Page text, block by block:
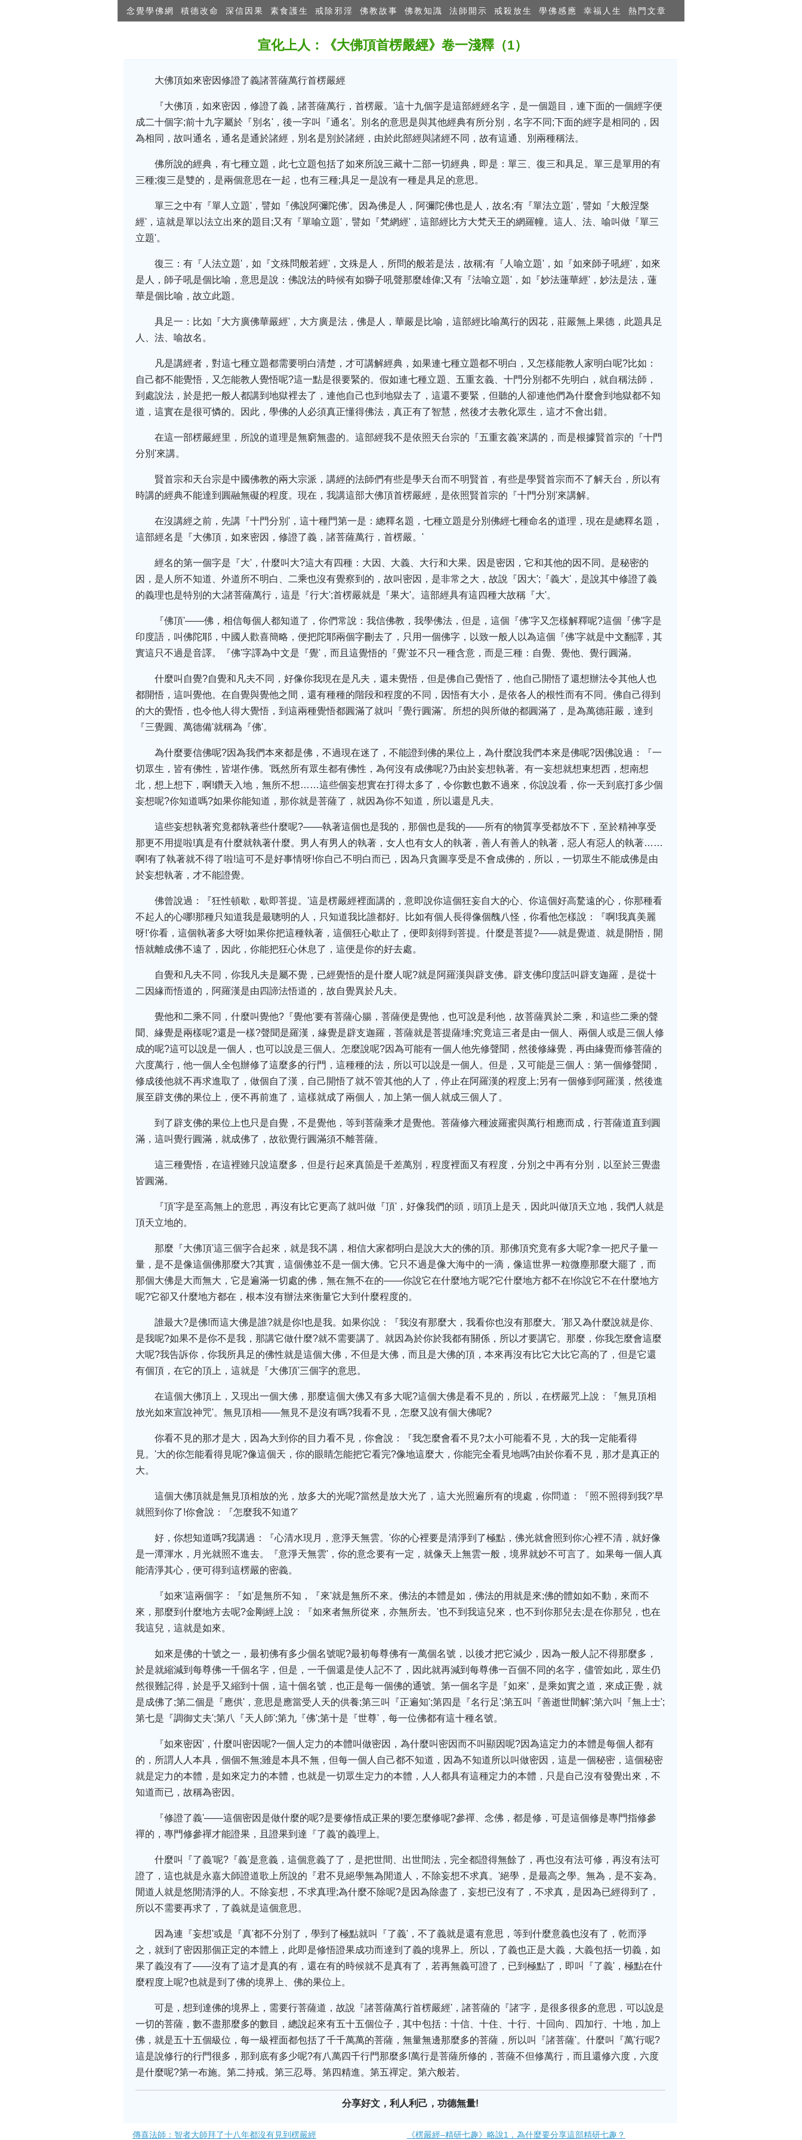
念覺學佛網 積德改命 深信因果 素食護生 戒除邪淫 佛教故事 佛教知識 法師開示 戒殺放生 學佛感應 幸福人生 熱門文章
宣化上人：《大佛頂首楞嚴經》卷一淺釋（1）
大佛頂如來密因修證了義諸菩薩萬行首楞嚴經
『大佛頂，如來密因，修證了義，諸菩薩萬行，首楞嚴。'這十九個字是這部經經名字，是一個題目，連下面的一個經字便
成二十個字;前十九字屬於『別名'，後一字叫『通名'。別名的意思是與其他經典有所分別，名字不同;下面的經字是相同的，因
為相同，故叫通名，通名是通於諸經，別名是別於諸經，由於此部經與諸經不同，故有這通、別兩種稱法。
佛所說的經典，有七種立題，此七立題包括了如來所說三藏十二部一切經典，即是：單三、復三和具足。單三是單用的有
三種;復三是雙的，是兩個意思在一起，也有三種;具足一是說有一種是具足的意思。
單三之中有『單人立題'，譬如『佛說阿彌陀佛'。因為佛是人，阿彌陀佛也是人，故名;有『單法立題'，譬如『大般涅槃
經'，這就是單以法立出來的題目;又有『單喻立題'，譬如『梵網經'，這部經比方大梵天王的網羅幢。這人、法、喻叫做『單三
立題'。
復三：有『人法立題'，如『文殊問般若經'，文殊是人，所問的般若是法，故稱;有『人喻立題'，如『如來師子吼經'，如來
是人，師子吼是個比喻，意思是說：佛說法的時候有如獅子吼聲那麼雄偉;又有『法喻立題'，如『妙法蓮華經'，妙法是法，蓮
華是個比喻，故立此題。
具足一：比如『大方廣佛華嚴經'，大方廣是法，佛是人，華嚴是比喻，這部經比喻萬行的因花，莊嚴無上果德，此題具足
人、法、喻故名。
凡是講經者，對這七種立題都需要明白清楚，才可講解經典，如果連七種立題都不明白，又怎樣能教人家明白呢?比如：
自己都不能覺悟，又怎能教人覺悟呢?這一點是很要緊的。假如連七種立題、五重玄義、十門分別都不先明白，就自稱法師，
到處說法，於是把一般人都講到地獄裡去了，連他自己也到地獄去了，這還不要緊，但聽的人卻連他們為什麼會到地獄都不知
道，這實在是很可憐的。因此，學佛的人必須真正懂得佛法，真正有了智慧，然後才去教化眾生，這才不會出錯。
在這一部楞嚴經里，所說的道理是無窮無盡的。這部經我不是依照天台宗的『五重玄義'來講的，而是根據賢首宗的『十門
分別'來講。
賢首宗和天台宗是中國佛教的兩大宗派，講經的法師們有些是學天台而不明賢首，有些是學賢首宗而不了解天台，所以有
時講的經典不能達到圓融無礙的程度。現在，我講這部大佛頂首楞嚴經，是依照賢首宗的『十門分別'來講解。
在沒講經之前，先講『十門分別'，這十種門第一是：總釋名題，七種立題是分別佛經七種命名的道理，現在是總釋名題，
這部經名是『大佛頂，如來密因，修證了義，諸菩薩萬行，首楞嚴。'
經名的第一個字是『大'，什麼叫大?這大有四種：大因、大義、大行和大果。因是密因，它和其他的因不同。是秘密的
因，是人所不知道、外道所不明白、二乘也沒有覺察到的，故叫密因，是非常之大，故說『因大';『義大'，是說其中修證了義
的義理也是特別的大;諸菩薩萬行，這是『行大';首楞嚴就是『果大'。這部經具有這四種大故稱『大'。
『佛頂'——佛，相信每個人都知道了，你們常說：我信佛教，我學佛法，但是，這個『佛'字又怎樣解釋呢?這個『佛'字是
印度語，叫佛陀耶，中國人歡喜簡略，便把陀耶兩個字刪去了，只用一個佛字，以致一般人以為這個『佛'字就是中文翻譯，其
實這只不過是音譯。『佛'字譯為中文是『覺'，而且這覺悟的『覺'並不只一種含意，而是三種：自覺、覺他、覺行圓滿。
什麼叫自覺?自覺和凡夫不同，好像你我現在是凡夫，還未覺悟，但是佛自己覺悟了，他自己開悟了還想辦法令其他人也
都開悟，這叫覺他。在自覺與覺他之間，還有種種的階段和程度的不同，因悟有大小，是依各人的根性而有不同。佛自己得到
的大的覺悟，也令他人得大覺悟，到這兩種覺悟都圓滿了就叫『覺行圓滿'。所想的與所做的都圓滿了，是為萬德莊嚴，達到
『三覺圓、萬德備'就稱為『佛'。
為什麼要信佛呢?因為我們本來都是佛，不過現在迷了，不能證到佛的果位上，為什麼說我們本來是佛呢?因佛說過：『一
切眾生，皆有佛性，皆堪作佛。'既然所有眾生都有佛性，為何沒有成佛呢?乃由於妄想執著。有一妄想就想東想西，想南想
北，想上想下，啊!鑽天入地，無所不想……這些個妄想實在打得太多了，令你數也數不過來，你說說看，你一天到底打多少個
妄想呢?你知道嗎?如果你能知道，那你就是菩薩了，就因為你不知道，所以還是凡夫。
這些妄想執著究竟都執著些什麼呢?——執著這個也是我的，那個也是我的——所有的物質享受都放不下，至於精神享受
那更不用提啦!真是有什麼就執著什麼。男人有男人的執著，女人也有女人的執著，善人有善人的執著，惡人有惡人的執著……
啊!有了執著就不得了啦!這可不是好事情呀!你自己不明白而已，因為只貪圖享受是不會成佛的，所以，一切眾生不能成佛是由
於妄想執著，才不能證覺。
佛曾說過：『狂性頓歇，歇即菩提。'這是楞嚴經裡面講的，意即說你這個狂妄自大的心、你這個好高騖遠的心，你那種看
不起人的心哪!那種只知道我是最聰明的人，只知道我比誰都好。比如有個人長得像個醜八怪，你看他怎樣說：『啊!我真美麗
呀!'你看，這個執著多大呀!如果你把這種執著，這個狂心歇止了，便即刻得到菩提。什麼是菩提?——就是覺道、就是開悟，開
悟就離成佛不遠了，因此，你能把狂心休息了，這便是你的好去處。
自覺和凡夫不同，你我凡夫是屬不覺，已經覺悟的是什麼人呢?就是阿羅漢與辟支佛。辟支佛印度話叫辟支迦羅，是從十
二因緣而悟道的，阿羅漢是由四諦法悟道的，故自覺異於凡夫。
覺他和二乘不同，什麼叫覺他?『覺他'要有菩薩心腸，菩薩便是覺他，也可說是利他，故菩薩異於二乘，和這些二乘的聲
聞、緣覺是兩樣呢?還是一樣?聲聞是羅漢，緣覺是辟支迦羅，菩薩就是菩提薩埵;究竟這三者是由一個人、兩個人或是三個人修
成的呢?這可以說是一個人，也可以說是三個人。怎麼說呢?因為可能有一個人他先修聲聞，然後修緣覺，再由緣覺而修菩薩的
六度萬行，他一個人全包辦修了這麼多的行門，這種種的法，所以可以說是一個人。但是，又可能是三個人：第一個修聲聞，
修成後他就不再求進取了，做個自了漢，自己開悟了就不管其他的人了，停止在阿羅漢的程度上;另有一個修到阿羅漢，然後進
展至辟支佛的果位上，便不再前進了，這樣就成了兩個人，加上第一個人就成三個人了。
到了辟支佛的果位上也只是自覺，不是覺他，等到菩薩乘才是覺他。菩薩修六種波羅蜜與萬行相應而成，行菩薩道直到圓
滿，這叫覺行圓滿，就成佛了，故欲覺行圓滿須不離菩薩。
這三種覺悟，在這裡雖只說這麼多，但是行起來真箇是千差萬別，程度裡面又有程度，分別之中再有分別，以至於三覺盡
皆圓滿。
『頂'字是至高無上的意思，再沒有比它更高了就叫做『頂'，好像我們的頭，頭頂上是天，因此叫做頂天立地，我們人就是
頂天立地的。
那麼『大佛頂'這三個字合起來，就是我不講，相信大家都明白是說大大的佛的頂。那佛頂究竟有多大呢?拿一把尺子量一
量，是不是像這個佛那麼大?其實，這個佛並不是一個大佛。它只不過是像大海中的一滴，像這世界一粒微塵那麼大罷了，而
那個大佛是大而無大，它是遍滿一切處的佛，無在無不在的——你說它在什麼地方呢?它什麼地方都不在!你說它不在什麼地方
呢?它卻又什麼地方都在，根本沒有辦法來衡量它大到什麼程度的。
誰最大?是佛!而這大佛是誰?就是你!也是我。如果你說：『我沒有那麼大，我看你也沒有那麼大。'那又為什麼說就是你、
是我呢?如果不是你不是我，那講它做什麼?就不需要講了。就因為於你於我都有關係，所以才要講它。那麼，你我怎麼會這麼
大呢?我告訴你，你我所具足的佛性就是這個大佛，不但是大佛，而且是大佛的頂，本來再沒有比它大比它高的了，但是它還
有個頂，在它的頂上，這就是『大佛頂'三個字的意思。
在這個大佛頂上，又現出一個大佛，那麼這個大佛又有多大呢?這個大佛是看不見的，所以，在楞嚴咒上說：『無見頂相
放光如來宣說神咒'。無見頂相——無見不是沒有嗎?我看不見，怎麼又說有個大佛呢?
你看不見的那才是大，因為大到你的目力看不見，你會說：『我怎麼會看不見?太小可能看不見，大的我一定能看得
見。'大的你怎能看得見呢?像這個天，你的眼睛怎能把它看完?像地這麼大，你能完全看見地嗎?由於你看不見，那才是真正的
大。
這個大佛頂就是無見頂相放的光，放多大的光呢?當然是放大光了，這大光照遍所有的境處，你問道：『照不照得到我?'早
就照到你了!你會說：『怎麼我不知道?'
好，你想知道嗎?我講過：『心清水現月，意淨天無雲。'你的心裡要是清淨到了極點，佛光就會照到你;心裡不清，就好像
是一潭渾水，月光就照不進去。『意淨天無雲'，你的意念要有一定，就像天上無雲一般，境界就妙不可言了。如果每一個人真
能清淨其心，便可得到這楞嚴的密義。
『如來'這兩個字：『如'是無所不知，『來'就是無所不來。佛法的本體是如，佛法的用就是來;佛的體如如不動，來而不
來，那麼到什麼地方去呢?金剛經上說：『如來者無所從來，亦無所去。'也不到我這兒來，也不到你那兒去;是在你那兒，也在
我這兒，這就是如來。
如來是佛的十號之一，最初佛有多少個名號呢?最初每尊佛有一萬個名號，以後才把它減少，因為一般人記不得那麼多，
於是就縮減到每尊佛一千個名字，但是，一千個還是使人記不了，因此就再減到每尊佛一百個不同的名字，儘管如此，眾生仍
然很難記得，於是乎又縮到十個，這十個名號，也正是每一個佛的通號。第一個名字是『如來'，是乘如實之道，來成正覺，就
是成佛了;第二個是『應供'，意思是應當受人天的供養;第三叫『正遍知';第四是『名行足';第五叫『善逝世間解';第六叫『無上士';
第七是『調御丈夫';第八『天人師';第九『佛';第十是『世尊'，每一位佛都有這十種名號。
『如來密因'，什麼叫密因呢?一個人定力的本體叫做密因，為什麼叫密因而不叫顯因呢?因為這定力的本體是每個人都有
的，所謂人人本具，個個不無;雖是本具不無，但每一個人自己都不知道，因為不知道所以叫做密因，這是一個秘密，這個秘密
就是定力的本體，是如來定力的本體，也就是一切眾生定力的本體，人人都具有這種定力的本體，只是自己沒有發覺出來，不
知道而已，故稱為密因。
『修證了義'——這個密因是做什麼的呢?是要修悟成正果的!要怎麼修呢?參禪、念佛，都是修，可是這個修是專門指修參
禪的，專門修參禪才能證果，且證果到達『了義'的義理上。
什麼叫『了義'呢?『義'是意義，這個意義了了，是把世間、出世間法，完全都證得無餘了，再也沒有法可修，再沒有法可
證了，這也就是永嘉大師證道歌上所說的『君不見絕學無為閒道人，不除妄想不求真。'絕學，是最高之學。無為，是不妄為。
閒道人就是悠閒清淨的人。不除妄想，不求真理;為什麼不除呢?是因為除盡了，妄想已沒有了，不求真，是因為已經得到了，
所以不需要再求了，了義就是這個意思。
因為連『妄想'或是『真'都不分別了，學到了極點就叫『了義'，不了義就是還有意思，等到什麼意義也沒有了，乾而淨
之，就到了密因那個正定的本體上，此即是修悟證果成功而達到了義的境界上。所以，了義也正是大義，大義包括一切義，如
果了義沒有了——沒有了這才是真的有，還在有的時候就不是真有了，若再無義可證了，已到極點了，即叫『了義'，極點在什
麼程度上呢?也就是到了佛的境界上、佛的果位上。
可是，想到達佛的境界上，需要行菩薩道，故說『諸菩薩萬行首楞嚴經'，諸菩薩的『諸'字，是很多很多的意思，可以說是
一切的菩薩，數不盡那麼多的數目，總說起來有五十五個位子，其中包括：十信、十住、十行、十回向、四加行、十地，加上
佛，就是五十五個級位，每一級裡面都包括了千千萬萬的菩薩，無量無邊那麼多的菩薩，所以叫『諸菩薩'。什麼叫『萬'行呢?
這是說修行的行門很多，那到底有多少呢?有八萬四千行門那麼多!萬行是菩薩所修的，菩薩不但修萬行，而且還修六度，六度
是什麼呢?第一布施。第二持戒。第三忍辱。第四精進。第五禪定。第六般若。
分享好文，利人利己，功德無量!
傳喜法師：智者大師拜了十八年都沒有見到楞嚴經 《楞嚴經–精研七趣》略說1，為什麼要分享這部精研七趣？